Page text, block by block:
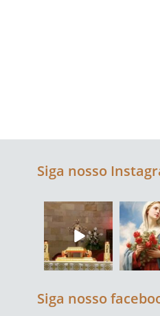
Siga nosso
Siga nosso